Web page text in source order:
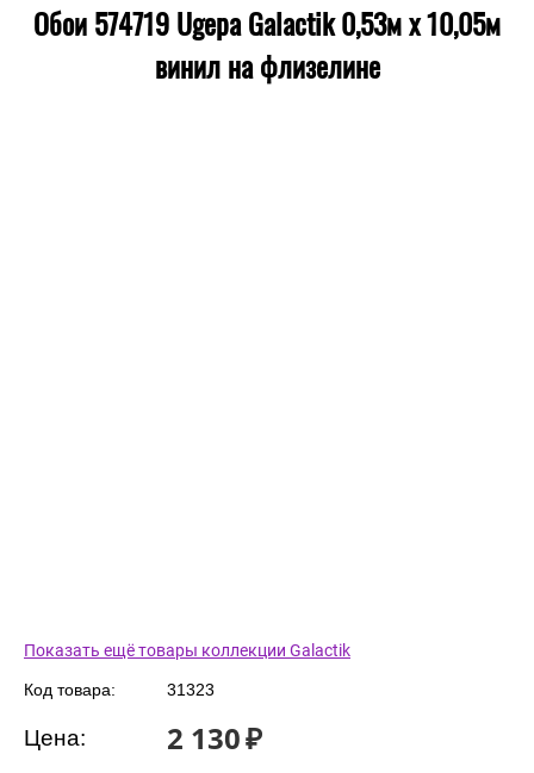
Обои 574719 Ugepa Galactik 0,53м x 10,05м
винил на флизелине
Показать ещё товары коллекции Galactik
Код товара: 31323
Цена: 2 130₽